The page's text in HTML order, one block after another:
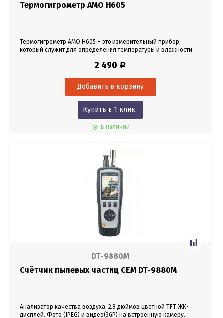
Термогигрометр AMO H605
Термогигрометр AMO H605 – это измерительный прибор,
который служит для определения температуры и влажности
2 490 Р
Купить в 1 клик
в наличии
DT-9880M
Счётчик пылевых частиц CEM DT-9880M
Анализатор качества воздуха. 2.8 дюймов цветной TFT ЖК-
дисплей. Фото (JPEG) и видео(3GP) на встроенную камеру.